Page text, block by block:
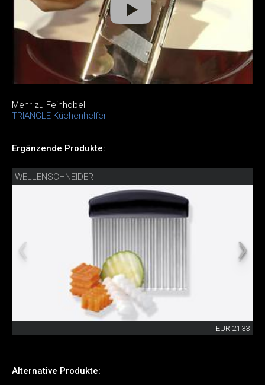
Mehr zu Feinhobel
TRIANGLE Küchenhelfer
Ergänzende Produkte:
WELLENSCHNEIDER
EUR 21.33
Alternative Produkte: